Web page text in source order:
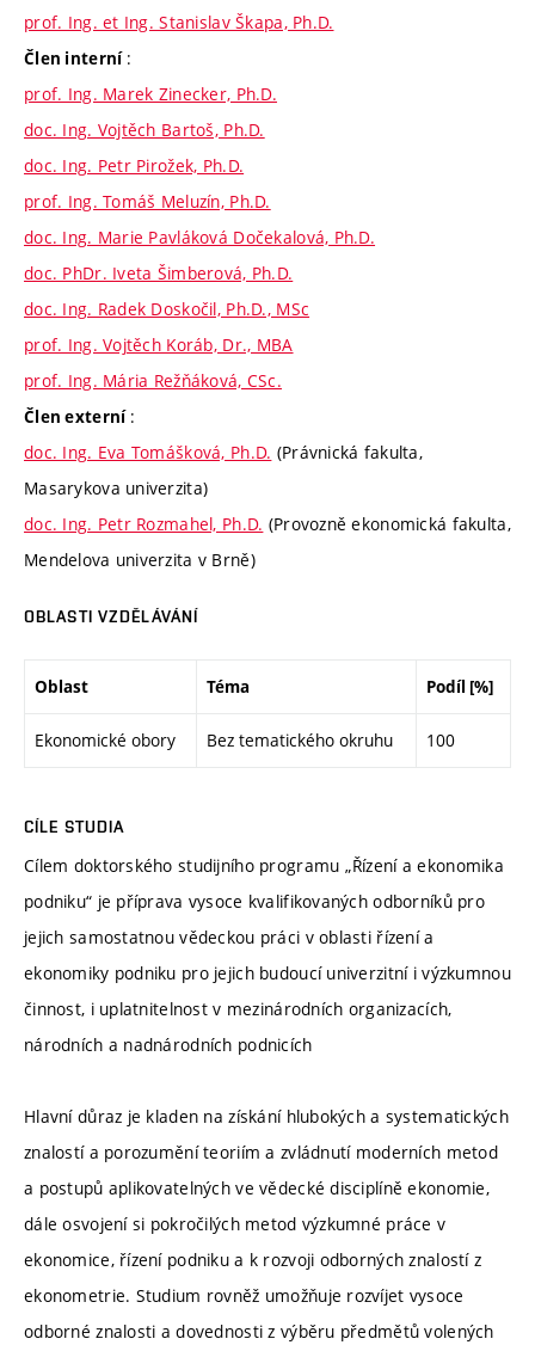
prof. Ing. et Ing. Stanislav Škapa, Ph.D.
Člen interní :
prof. Ing. Marek Zinecker, Ph.D.
doc. Ing. Vojtěch Bartoš, Ph.D.
doc. Ing. Petr Pirožek, Ph.D.
prof. Ing. Tomáš Meluzín, Ph.D.
doc. Ing. Marie Pavláková Dočekalová, Ph.D.
doc. PhDr. Iveta Šimberová, Ph.D.
doc. Ing. Radek Doskočil, Ph.D., MSc
prof. Ing. Vojtěch Koráb, Dr., MBA
prof. Ing. Mária Režňáková, CSc.
Člen externí :
doc. Ing. Eva Tomášková, Ph.D. (Právnická fakulta,
Masarykova univerzita)
doc. Ing. Petr Rozmahel, Ph.D. (Provozně ekonomická fakulta,
Mendelova univerzita v Brně)
OBLASTI VZDĚLÁVÁNÍ
Oblast Téma Podíl [%]
Ekonomické obory Bez tematického okruhu 100
CÍLE STUDIA
Cílem doktorského studijního programu „Řízení a ekonomika
podniku“ je příprava vysoce kvalifikovaných odborníků pro
jejich samostatnou vědeckou práci v oblasti řízení a
ekonomiky podniku pro jejich budoucí univerzitní i výzkumnou
činnost, i uplatnitelnost v mezinárodních organizacích,
národních a nadnárodních podnicích
Hlavní důraz je kladen na získání hlubokých a systematických
znalostí a porozumění teoriím a zvládnutí moderních metod
a postupů aplikovatelných ve vědecké disciplíně ekonomie,
dále osvojení si pokročilých metod výzkumné práce v
ekonomice, řízení podniku a k rozvoji odborných znalostí z
ekonometrie. Studium rovněž umožňuje rozvíjet vysoce
odborné znalosti a dovednosti z výběru předmětů volených